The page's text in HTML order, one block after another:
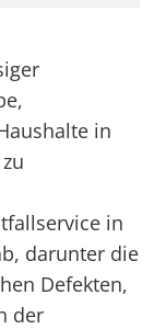
in
in
darunter die
Defekten,
der